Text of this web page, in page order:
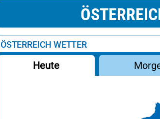
ÖSTERREICH WETTER
Heute